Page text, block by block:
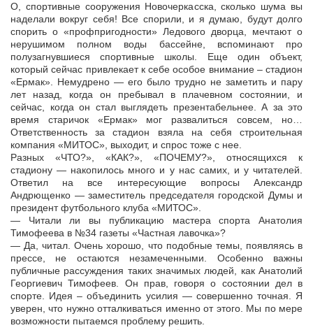
О, спортивные сооружения Новочеркасска, сколько шума вы
наделали вокруг себя! Все спорили, и я думаю, будут долго
спорить о «профпригодности» Ледового дворца, мечтают о
нерушимом полном воды бассейне, вспоминают про
полузагнувшиеся спортивные школы. Еще один объект,
который сейчас привлекает к себе особое внимание – стадион
«Ермак». Немудрено — его было трудно не заметить и пару
лет назад, когда он пребывал в плачевном состоянии, и
сейчас, когда он стал выглядеть презентабельнее. А за это
время старичок «Ермак» мог развалиться совсем, но…
Ответственность за стадион взяла на себя строительная
компания «МИТОС», выходит, и спрос тоже с нее.
Разных «ЧТО?», «КАК?», «ПОЧЕМУ?», относящихся к
стадиону — накопилось много и у нас самих, и у читателей.
Ответил на все интересующие вопросы Александр
Андрющенко — заместитель председателя городской Думы и
президент футбольного клуба «МИТОС».
— Читали ли вы публикацию мастера спорта Анатолия
Тимофеева в №34 газеты «Частная лавочка»?
— Да, читал. Очень хорошо, что подобные темы, появляясь в
прессе, не остаются незамеченными. Особенно важны
публичные рассуждения таких значимых людей, как Анатолий
Георгиевич Тимофеев. Он прав, говоря о состоянии дел в
спорте. Идея – объединить усилия — совершенно точная. Я
уверен, что нужно отталкиваться именно от этого. Мы по мере
возможности пытаемся проблему решить.